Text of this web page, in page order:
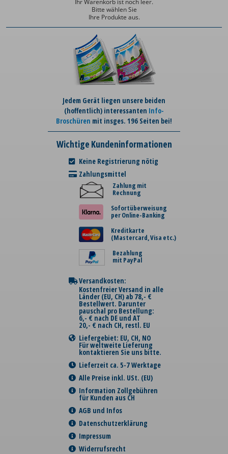
Ihr Warenkorb ist noch leer.
Bitte wählen Sie
Ihre Produkte aus.
Jedem Gerät liegen unsere beiden
(hoffentlich) interessanten Info-
Broschüren mit insges. 196 Seiten bei!
Wichtige Kundeninformationen
Keine Registrierung nötig
Zahlungsmittel
Zahlung mit
Rechnung
Sofortüberweisung
per Online-Banking
Kreditkarte
(Mastercard, Visa etc.)
Bezahlung
mit PayPal
Versandkosten:
Kostenfreier Versand in alle
Länder (EU, CH) ab 78,- €
Bestellwert. Darunter
pauschal pro Bestellung:
6,- € nach DE und AT
20,- € nach CH, restl. EU
Liefergebiet: EU, CH, NO
Für weltweite Lieferung
kontaktieren Sie uns bitte.
Lieferzeit ca. 5-7 Werktage
Alle Preise inkl. USt. (EU)
Information Zollgebühren
für Kunden aus CH
AGB und Infos
Datenschutzerklärung
Impressum
Widerrufsrecht